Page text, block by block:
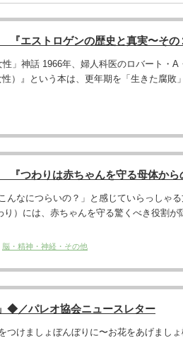
エストロゲンの歴史と真実〜その
」神話 1966年、婦人科医のロバート・A
）』という本は、更年期を「生きた腐敗
つわりは赤ちゃんを守る母体か
んなにつらいの？」と感じていらっしゃ
）には、赤ちゃんを守る驚くべき役割が
脳・精神・神経・その他
◆／パレオ協会ニュースレター
つけましょぼんぼりに〜お花をあげまし